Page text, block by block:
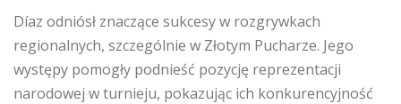
Díaz odniósł znaczące sukcesy w rozgrywkach
regionalnych, szczególnie w Złotym Pucharze. Jego
występy pomogły podnieść pozycję reprezentacji
narodowej w turnieju, pokazując ich konkurencyjność